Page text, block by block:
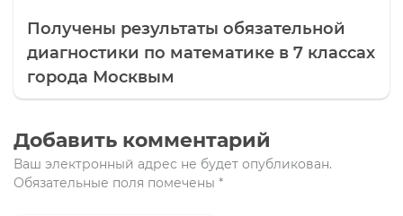
Получены результаты обязательной
диагностики по математике в 7 классах
города Москвым
Добавить комментарий
Ваш электронный адрес не будет опубликован.
Обязательные поля помечены *